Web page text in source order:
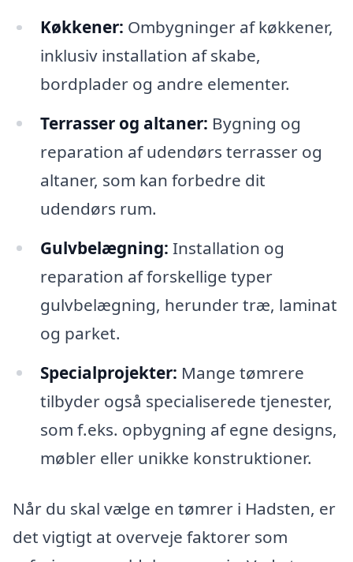
Køkkener: Ombygninger af køkkener,
inklusiv installation af skabe,
bordplader og andre elementer.
Terrasser og altaner: Bygning og
reparation af udendørs terrasser og
altaner, som kan forbedre dit
udendørs rum.
Gulvbelægning: Installation og
reparation af forskellige typer
gulvbelægning, herunder træ, laminat
og parket.
Specialprojekter: Mange tømrere
tilbyder også specialiserede tjenester,
som f.eks. opbygning af egne designs,
møbler eller unikke konstruktioner.
Når du skal vælge en tømrer i Hadsten, er
det vigtigt at overveje faktorer som